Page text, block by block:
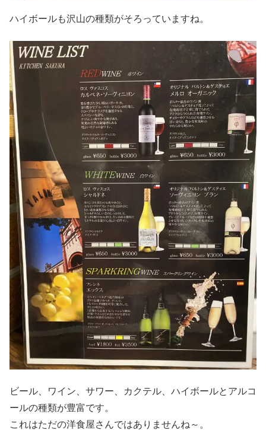
ハイボールも沢山の種類がそろっていますね。
ビール、ワイン、サワー、カクテル、ハイボールとアルコ
ールの種類が豊富です。
これはただの洋食屋さんではありませんね～。